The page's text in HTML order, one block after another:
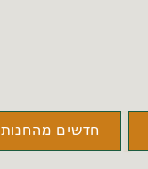
חדשים מהחנות